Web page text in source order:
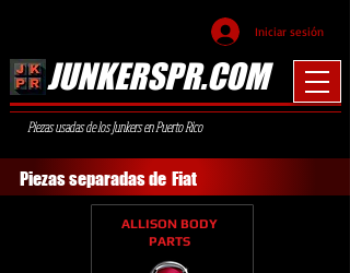
Iniciar sesión
JUNKERSPR.COM
Piezas usadas de los Junkers en Puerto Rico
Piezas separadas deFiat
ALLISON BODY
PARTS